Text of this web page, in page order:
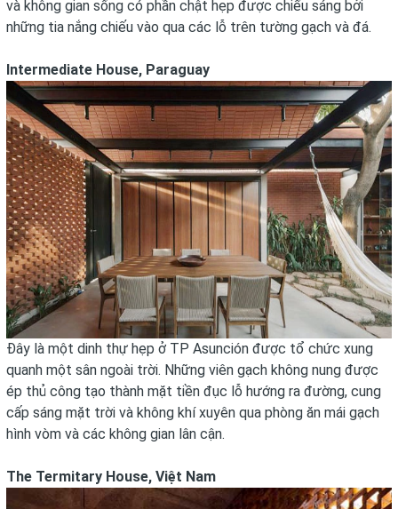
và không gian sống có phần chật hẹp được chiếu sáng bởi
những tia nắng chiếu vào qua các lỗ trên tường gạch và đá.
Intermediate House, Paraguay
Đây là một dinh thự hẹp ở TP Asunción được tổ chức xung
quanh một sân ngoài trời. Những viên gạch không nung được
ép thủ công tạo thành mặt tiền đục lỗ hướng ra đường, cung
cấp sáng mặt trời và không khí xuyên qua phòng ăn mái gạch
hình vòm và các không gian lân cận.
The Termitary House, Việt Nam